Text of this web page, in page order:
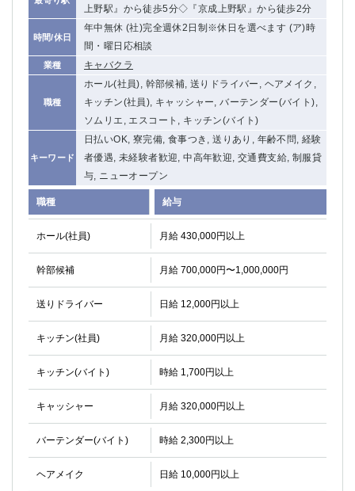
上野駅』から徒歩5分◇『京成上野駅』から徒歩2分
時間/休日
年中無休 (社)完全週休2日制※休日を選べます (ア)時
間・曜日応相談
業種 キャバクラ
職種
ホール(社員), 幹部候補, 送りドライバー, ヘアメイク,
キッチン(社員), キャッシャー, バーテンダー(バイト),
ソムリエ, エスコート, キッチン(バイト)
キーワード
日払いOK, 寮完備, 食事つき, 送りあり, 年齢不問, 経験
者優遇, 未経験者歓迎, 中高年歓迎, 交通費支給, 制服貸
与, ニューオープン
職種 給与
ホール(社員) 月給 430,000円以上
幹部候補 月給 700,000円〜1,000,000円
送りドライバー 日給 12,000円以上
キッチン(社員) 月給 320,000円以上
キッチン(バイト) 時給 1,700円以上
キャッシャー 月給 320,000円以上
バーテンダー(バイト) 時給 2,300円以上
ヘアメイク 日給 10,000円以上